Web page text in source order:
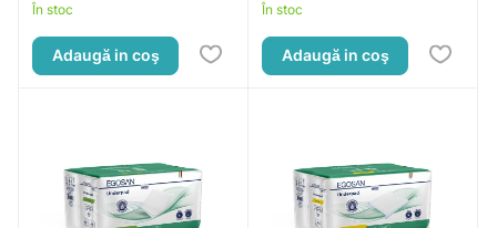
În stoc
Adaugă in coş
În stoc
Adaugă in coş